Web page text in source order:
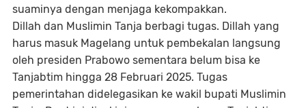
suaminya dengan menjaga kekompakkan.
Dillah dan Muslimin Tanja berbagi tugas. Dillah yang
harus masuk Magelang untuk pembekalan langsung
oleh presiden Prabowo sementara belum bisa ke
Tanjabtim hingga 28 Februari 2025. Tugas
pemerintahan didelegasikan ke wakil bupati Muslimin